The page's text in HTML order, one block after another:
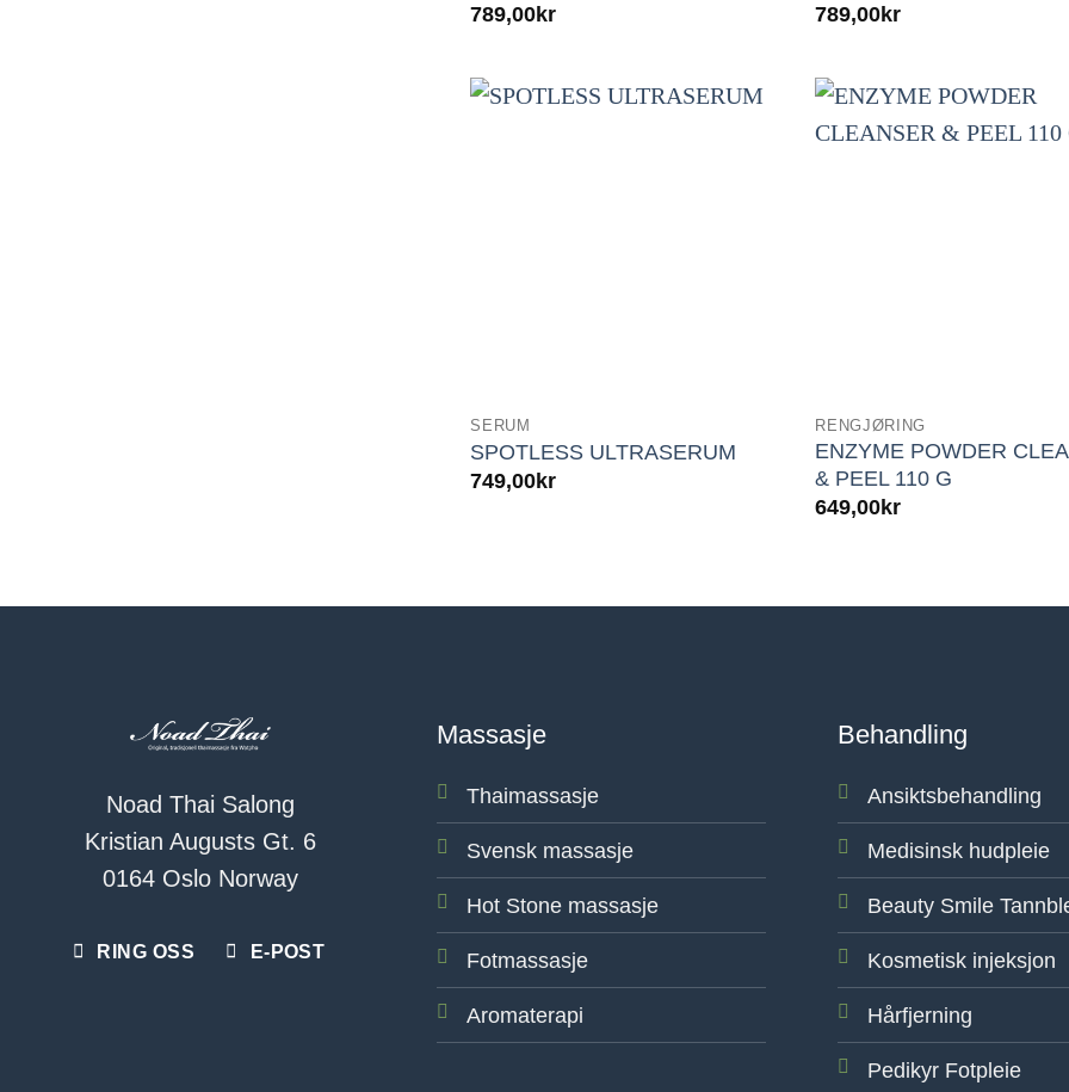
789,00kr
789,00kr
SERUM
SPOTLESS ULTRASERUM
749,00kr
RENGJØRING
ENZYME POWDER
& PEEL 110 G
649,00kr
Noad Thai Salong
Kristian Augusts Gt. 6
0164 Oslo Norway
RING OSS E-POST
Massasje
Thaimassasje
Svensk massasje
Hot Stone massasje
Fotmassasje
Aromaterapi
Behandling
Ansiktsbehandling
Medisinsk hudpleie
Beauty Smile
Kosmetisk injeksjon
Hårfjerning
Pedikyr Fotpleie